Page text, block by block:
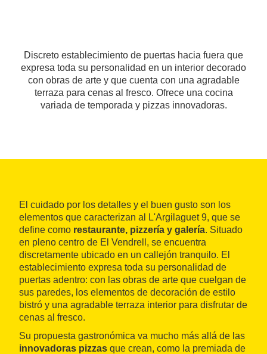
Discreto establecimiento de puertas hacia fuera que
expresa toda su personalidad en un interior decorado
con obras de arte y que cuenta con una agradable
terraza para cenas al fresco. Ofrece una cocina
variada de temporada y pizzas innovadoras.
El cuidado por los detalles y el buen gusto son los
elementos que caracterizan al L'Argilaguet 9, que se
define como restaurante, pizzería y galería. Situado
en pleno centro de El Vendrell, se encuentra
discretamente ubicado en un callejón tranquilo. El
establecimiento expresa toda su personalidad de
puertas adentro: con las obras de arte que cuelgan de
sus paredes, los elementos de decoración de estilo
bistró y una agradable terraza interior para disfrutar de
cenas al fresco.
Su propuesta gastronómica va mucho más allá de las
innovadoras pizzas que crean, como la premiada de